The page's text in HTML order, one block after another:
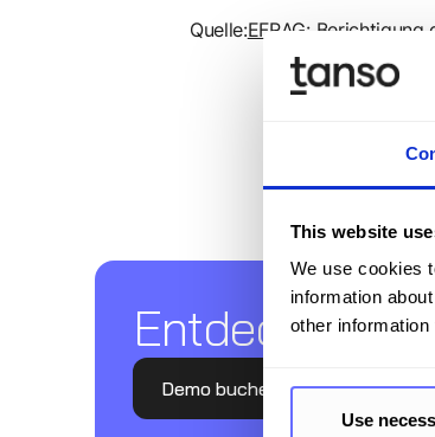
This website
We use cookies
information
other
Use
Quelle:EFRAG:
Entdecken
Demo buchen